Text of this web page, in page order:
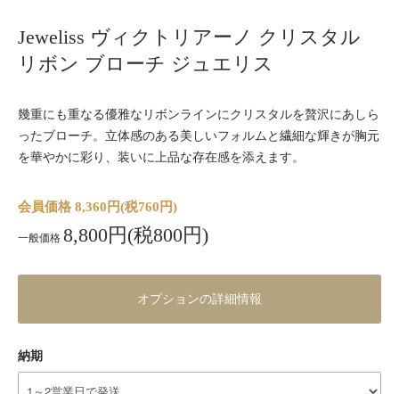
Jeweliss ヴィクトリアーノ クリスタル
リボン ブローチ ジュエリス
幾重にも重なる優雅なリボンラインにクリスタルを贅沢にあしら
ったブローチ。立体感のある美しいフォルムと繊細な輝きが胸元
を華やかに彩り、装いに上品な存在感を添えます。
会員価格 8,360円(税760円)
一般価格 8,800円(税800円)
オプションの詳細情報
納期